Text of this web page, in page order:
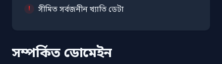
সীমিত সর্বজনীন খ্যাতি ডেটা
সম্পর্কিত ডোমেইন